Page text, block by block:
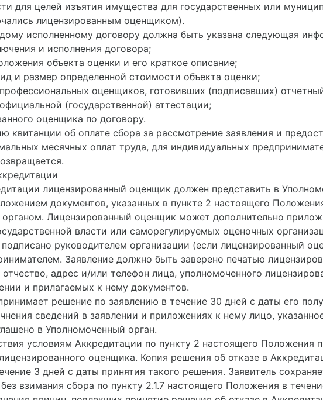
для целей изъятия имущества для государственных или
лицензированным оценщиком).
исполненному договору должна быть указана следующая
и исполнения договора;
объекта оценки и его краткое описание;
и размер определенной стоимости объекта оценки;
оценщиков, готовивших (подписавших)
(государственной) аттестации;
оценщика по договору.
квитанции об оплате сбора за рассмотрение заявления и
месячных оплат труда, для индивидуальных
лицензированный оценщик должен представить в
документов, указанных в пункте 2 настоящего
Лицензированный оценщик может дополнительно
власти или саморегулируемых оценочных
руководителем организации (если лицензированный
Заявление должно быть заверено печатью
адрес и/или телефон лица, уполномоченного
и прилагаемых к нему документов.
решение по заявлению в течение 30 дней с даты его
сведений в заявлении и приложениях к нему лицо,
в Уполномоченный орган.
условиям Аккредитации по пункту 2 настоящего Положения
оценщика. Копия решения об отказе в
3 дней с даты принятия такого решения. Заявитель
взимания сбора по пункту 2.1.7 настоящего Положения в